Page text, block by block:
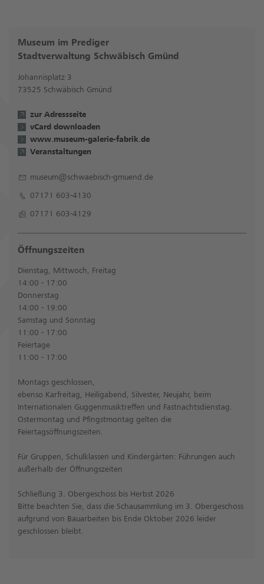
Museum im Prediger
Stadtverwaltung Schwäbisch Gmünd
Johannisplatz 3
73525 Schwäbisch Gmünd
zur Adressseite
vCard downloaden
www.museum-galerie-fabrik.de
Veranstaltungen
museum@schwaebisch-gmuend.de
07171 603-4130
07171 603-4129
Öffnungszeiten
Dienstag, Mittwoch, Freitag
14:00 - 17:00
Donnerstag
14:00 - 19:00
Samstag und Sonntag
11:00 - 17:00
Feiertage
11:00 - 17:00
Montags geschlossen,
ebenso Karfreitag, Heiligabend, Silvester, Neujahr, beim
Internationalen Guggenmusiktreffen und Fastnachtsdienstag.
Ostermontag und Pfingstmontag gelten die
Feiertagsöffnungszeiten.
Für Gruppen, Schulklassen und Kindergärten: Führungen auch
außerhalb der Öffnungszeiten
Schließung 3. Obergeschoss bis Herbst 2026
Bitte beachten Sie, dass die Schausammlung im 3. Obergeschoss
aufgrund von Bauarbeiten bis Ende Oktober 2026 leider
geschlossen bleibt.